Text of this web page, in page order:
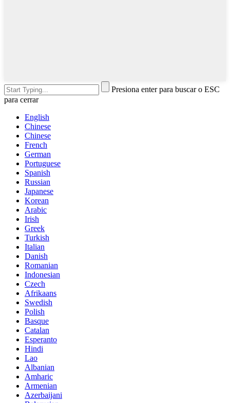
Presiona enter para buscar o ESC
para cerrar
English
Chinese
Chinese
French
German
Portuguese
Spanish
Russian
Japanese
Korean
Arabic
Irish
Greek
Turkish
Italian
Danish
Romanian
Indonesian
Czech
Afrikaans
Swedish
Polish
Basque
Catalan
Esperanto
Hindi
Lao
Albanian
Amharic
Armenian
Azerbaijani